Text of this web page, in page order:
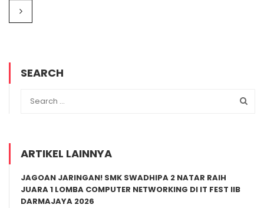
SEARCH
ARTIKEL LAINNYA
JAGOAN JARINGAN! SMK SWADHIPA 2 NATAR RAIH
JUARA 1 LOMBA COMPUTER NETWORKING DI IT FEST IIB
DARMAJAYA 2026